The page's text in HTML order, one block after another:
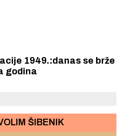
1949.:danas se brže
godina
ŠIBENIK